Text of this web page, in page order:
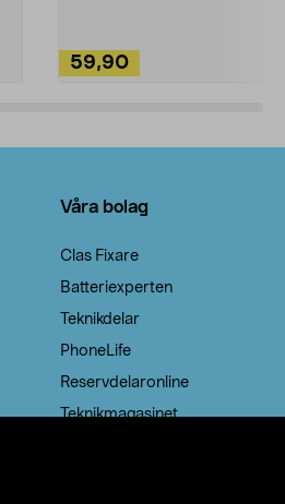
59,90
Våra bolag
Clas Fixare
Batteriexperten
Teknikdelar
PhoneLife
Reservdelaronline
Teknikmagasinet